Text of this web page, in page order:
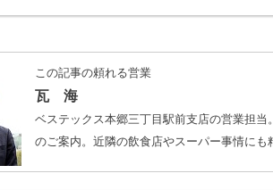
この記事の頼れる営業
瓦 海
ベステックス本郷三丁目駅前支店の営業担
のご案内。近隣の飲食店やスーパー事情にも